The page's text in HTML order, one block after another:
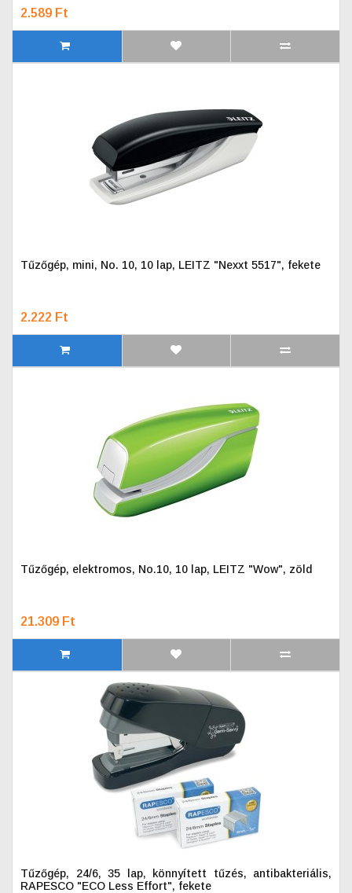
2.589 Ft
Tűzőgép, mini, No. 10, 10 lap, LEITZ "Nexxt 5517", fekete
2.222 Ft
Tűzőgép, elektromos, No.10, 10 lap, LEITZ "Wow", zöld
21.309 Ft
Tűzőgép, 24/6, 35 lap, könnyített tűzés, antibakteriális,
RAPESCO "ECO Less Effort", fekete